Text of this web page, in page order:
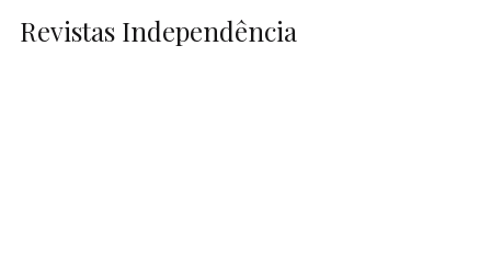
Revistas Independência